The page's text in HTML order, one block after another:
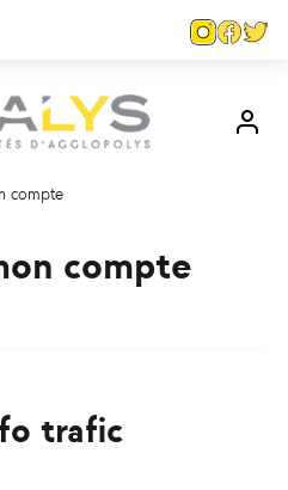
PagePage
Mon
compte
compte
trafic